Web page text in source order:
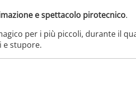
e spettacolo pirotecnico.
per i più piccoli, durante il
e stupore.